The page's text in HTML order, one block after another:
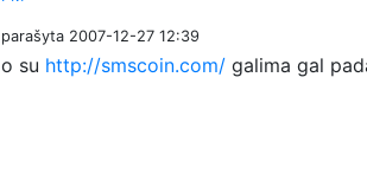
parašyta 2007-12-27 12:39
o su http://smscoin.com/ galima gal